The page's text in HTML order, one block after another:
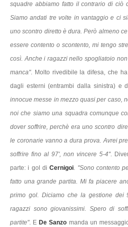
squadre abbiamo fatto il contrario di ciò
Siamo andati tre volte in vantaggio e ci
uno scontro diretto è dura. Però almeno
essere contento o scontento, mi tengo
così. Anche i ragazzi nello spogliatoio
manca". Molto rivedibile la difesa, che
dagli esterni (entrambi dalla sinistra) e
innocue messe in mezzo quasi per caso,
noi che siamo una squadra comunque
dover soffrire, perchè era uno scontro
le coronarie vanno a dura prova. Avrei
soffrire fino al 97', non vincere 5-4".
parte: i gol diCernigoi. "Sono contento
fatto una grande partita. Mi fa piacere
primo gol. Diciamo che la gestione
ragazzi sono giovanissimi. Spero di
partite". E De Sanzo manda un